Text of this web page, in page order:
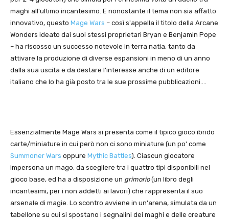
maghi all'ultimo incantesimo. E nonostante il tema non sia affatto
innovativo, questo Mage Wars – così s'appella il titolo della Arcane
Wonders ideato dai suoi stessi proprietari Bryan e Benjamin Pope
– ha riscosso un successo notevole in terra natia, tanto da
attivare la produzione di diverse espansioni in meno di un anno
dalla sua uscita e da destare l’interesse anche di un editore
italiano che lo ha già posto tra le sue prossime pubblicazioni….
Essenzialmente Mage Wars si presenta come il tipico gioco ibrido
carte/miniature in cui però non ci sono miniature (un po' come
Summoner Wars oppure Mythic Battles). Ciascun giocatore
impersona un mago, da scegliere tra i quattro tipi disponibili nel
gioco base, ed ha a disposizione un grimorio(un libro degli
incantesimi, per i non addetti ai lavori) che rappresenta il suo
arsenale di magie. Lo scontro avviene in un'arena, simulata da un
tabellone su cui si spostano i segnalini dei maghi e delle creature